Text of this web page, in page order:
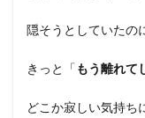
隠そうとしていた
きっと「 もう離れて
どこか寂しい気持